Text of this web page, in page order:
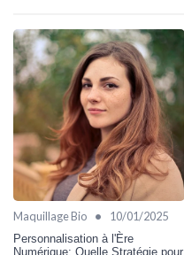
Maquillage Bio • 10/01/2025
Personnalisation à l'Ère
Numérique: Quelle Stratégie pour